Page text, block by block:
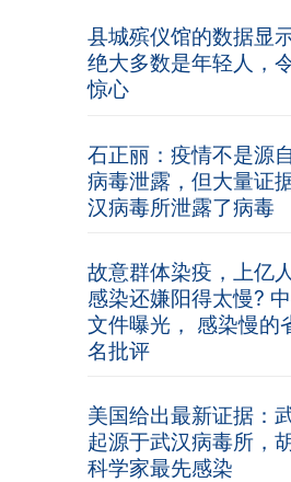
县城殡仪馆的数据显
绝大多数是年轻人，
惊心
石正丽：疫情不是源
病毒泄露，但大量证
汉病毒所泄露了病毒
故意群体染疫，上亿
感染还嫌阳得太慢?
文件曝光， 感染慢的
名批评
美国给出最新证据：
起源于武汉病毒所，
科学家最先感染